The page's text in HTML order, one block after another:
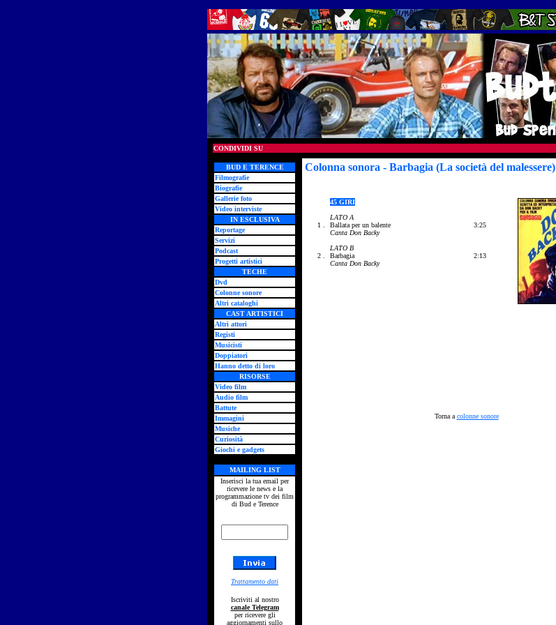
CONDIVIDI SU
BUD E TERENCE
Filmografie
Biografie
Gallerie foto
Video interviste
IN ESCLUSIVA
Reportage
Servizi
Podcast
Progetti artistici
TECHE
Dvd
Colonne sonore
Altri cataloghi
CAST ARTISTICI
Altri attori
Registi
Musicisti
Doppiatori
Hanno detto di loro
RISORSE
Video film
Audio film
Battute
Immagini
Musiche
Curiosità
Giochi e gadgets
MAILING LIST
Inserisci la tua email per
ricevere le news e la
programmazione tv dei film
di Bud e Terence
Trattamento dati
Iscriviti al nostro
canale Telegram
per ricevere gli
aggiornamenti sullo
Colonna sonora - Barbagia (La società del malessere)
1 .
2 .
45 GIRI
LATO A
Ballata per un balente
Canta Don Backy
LATO B
Barbagia
Canta Don Backy
3:25
2:13
Torna a colonne sonore